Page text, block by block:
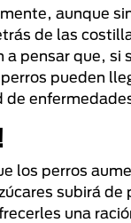
aunque
de las
pensar que,
pueden
de
los perros
subirá
una